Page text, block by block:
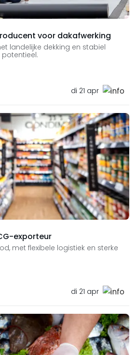
voor dakafwerking
landelijke dekking en stabiel
di 21 apr
exporteur
met flexibele logistiek en sterke
di 21 apr